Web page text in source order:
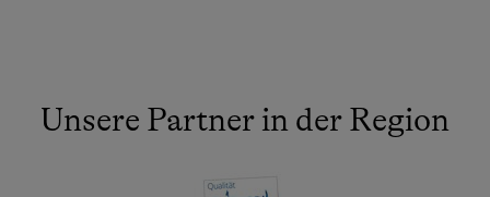
Unsere Partner in der Region